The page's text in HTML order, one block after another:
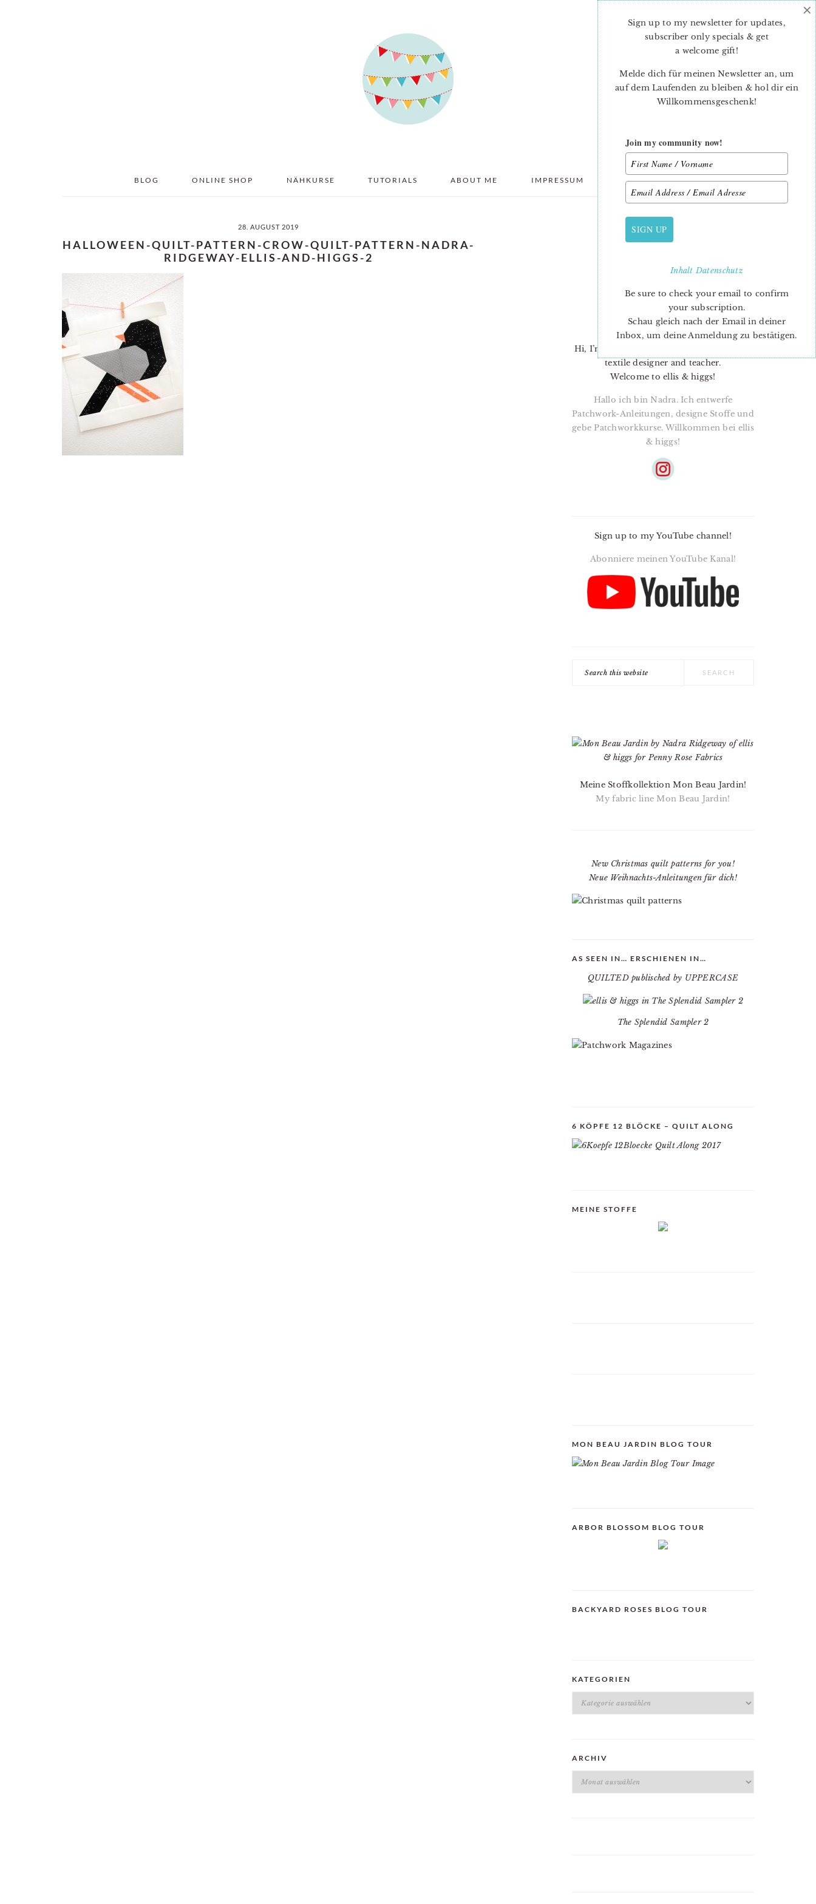
BLOG ONLINE SHOP NÄHKURSE TUTORIALS ABOUT ME IMPRESSUM DATENSCHUTZ
28. AUGUST 2019
HALLOWEEN-QUILT-PATTERN-CROW-QUILT-PATTERN-NADRA-
RIDGEWAY-ELLIS-AND-HIGGS-2
PRIMARY
SIDEBAR
Hi, I’m Nadra. I’m a quilt pattern designer,
textile designer and teacher.
Welcome to ellis & higgs!
Hallo ich bin Nadra. Ich entwerfe
Patchwork-Anleitungen, designe Stoffe und
gebe Patchworkkurse. Willkommen bei ellis
& higgs!
Sign up to my YouTube channel!
Abonniere meinen YouTube Kanal!
Meine Stoffkollektion Mon Beau Jardin!
My fabric line Mon Beau Jardin!
New Christmas quilt patterns for you!
Neue Weihnachts-Anleitungen für dich!
AS SEEN IN… ERSCHIENEN IN…
QUILTED publisched by UPPERCASE
The Splendid Sampler 2
6 KÖPFE 12 BLÖCKE – QUILT ALONG
MEINE STOFFE
MON BEAU JARDIN BLOG TOUR
ARBOR BLOSSOM BLOG TOUR
BACKYARD ROSES BLOG TOUR
KATEGORIEN
Kategorien
ARCHIV
Archiv
Sign up to my newsletter for updates,
subscriber only specials & get
a welcome gift!
Melde dich für meinen Newsletter an, um
auf dem Laufenden zu bleiben & hol dir ein
Willkommensgeschenk!
Join my community now!
SIGN UP
InhaltDatenschutz
Be sure to check your email to confirm
your subscription.
Schau gleich nach der Email in deiner
Inbox, um deine Anmeldung zu bestätigen.
×